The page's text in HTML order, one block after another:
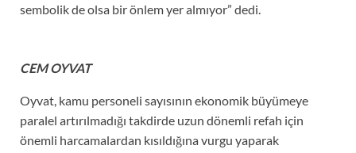
sembolik de olsa bir önlem yer almıyor” dedi.
CEM OYVAT
Oyvat, kamu personeli sayısının ekonomik büyümeye
paralel artırılmadığı takdirde uzun dönemli refah için
önemli harcamalardan kısıldığına vurgu yaparak